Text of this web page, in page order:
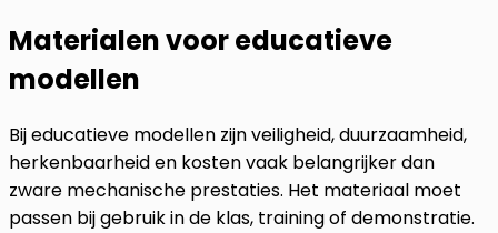
Materialen voor educatieve
modellen
Bij educatieve modellen zijn veiligheid, duurzaamheid,
herkenbaarheid en kosten vaak belangrijker dan
zware mechanische prestaties. Het materiaal moet
passen bij gebruik in de klas, training of demonstratie.